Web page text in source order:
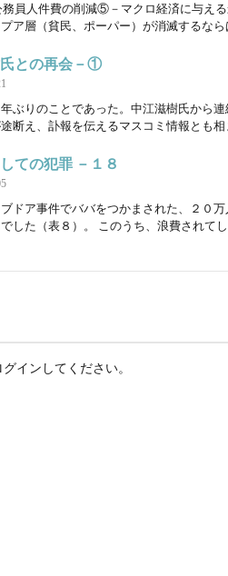
務員人件費の削減⑤－マクロ経済に与
ア層（貧民、ポーパー）が消滅するな
との再会－①
ぶりのことであった。中江滋樹氏から
断え、訃報を伝えるマスコミ情報とも
ての犯罪 －１８
ドア事件でババをつかまされた、２０
した（表８）。 このうち、浪費されて
グイン してください。